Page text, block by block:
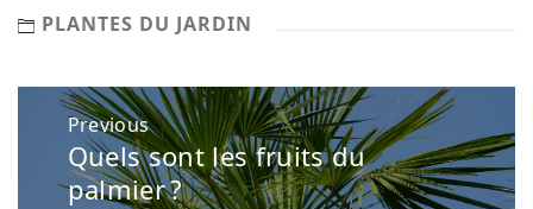
PLANTES DU JARDIN
Navigation
l’article
Previous
Previous
post:
Quels sont les fruits du
palmier ?